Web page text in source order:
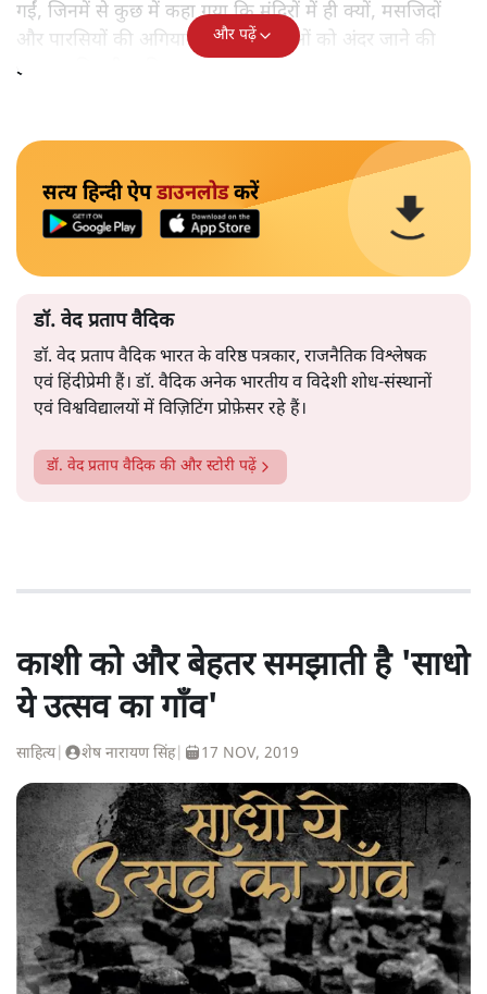
गईं, जिनमें से कुछ में कहा गया कि मंदिरों में ही क्यों, मसजिदों
और पारसियों की अगियारी में भी महिलाओं को अंदर जाने की
इजाजत मिलनी चाहिए।
और पढ़ें
सत्य हिन्दी ऐपडाउनलोडकरें
डॉ. वेद प्रताप वैदिक
डॉ. वेद प्रताप वैदिक भारत के वरिष्ठ पत्रकार, राजनैतिक विश्लेषक
एवं हिंदीप्रेमी हैं। डॉ. वैदिक अनेक भारतीय व विदेशी शोध-संस्थानों
एवं विश्वविद्यालयों में विज़िटिंग प्रोफ़ेसर रहे हैं।
डॉ. वेद प्रताप वैदिक की और स्टोरी पढ़ें
काशी को और बेहतर समझाती है 'साधो
ये उत्सव का गाँव'
साहित्य| शेष नारायण सिंह| 17 NOV, 2019